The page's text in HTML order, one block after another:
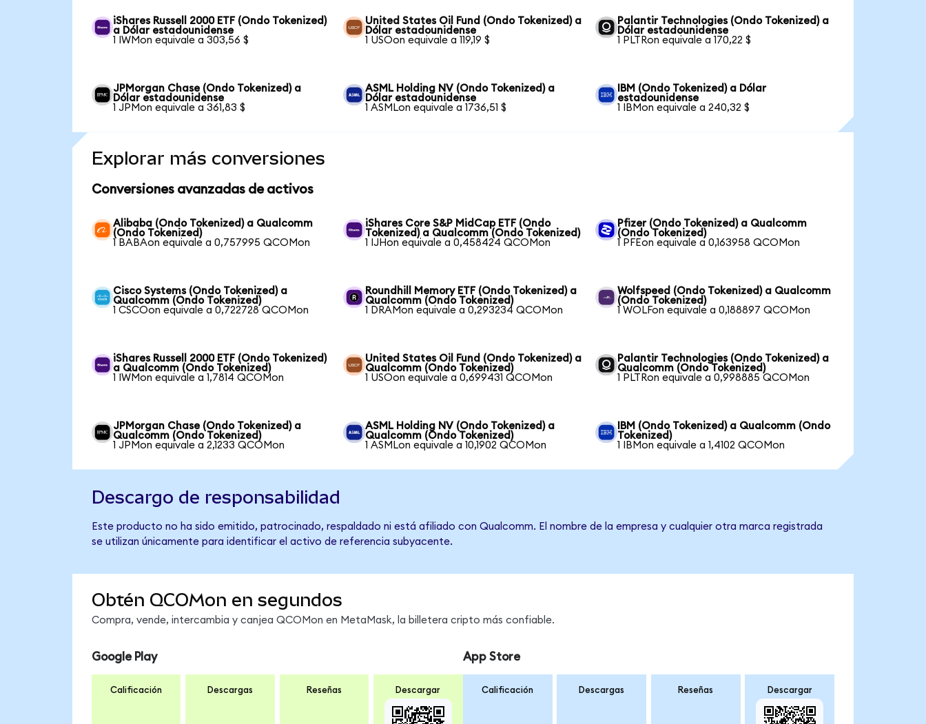
iShares Russell 2000 ETF (Ondo Tokenized)
a Dólar estadounidense
1 IWMon equivale a 303,56 $
United States Oil Fund (Ondo Tokenized) a
Dólar estadounidense
1 USOon equivale a 119,19 $
Palantir Technologies (Ondo Tokenized) a
Dólar estadounidense
1 PLTRon equivale a 170,22 $
JPMorgan Chase (Ondo Tokenized) a
Dólar estadounidense
1 JPMon equivale a 361,83 $
ASML Holding NV (Ondo Tokenized) a
Dólar estadounidense
1 ASMLon equivale a 1736,51 $
IBM (Ondo Tokenized) a Dólar
estadounidense
1 IBMon equivale a 240,32 $
Explorar más conversiones
Conversiones avanzadas de activos
Alibaba (Ondo Tokenized) a Qualcomm
(Ondo Tokenized)
1 BABAon equivale a 0,757995 QCOMon
iShares Core S&P MidCap ETF (Ondo
Tokenized) a Qualcomm (Ondo Tokenized)
1 IJHon equivale a 0,458424 QCOMon
Pfizer (Ondo Tokenized) a Qualcomm
(Ondo Tokenized)
1 PFEon equivale a 0,163958 QCOMon
Cisco Systems (Ondo Tokenized) a
Qualcomm (Ondo Tokenized)
1 CSCOon equivale a 0,722728 QCOMon
Roundhill Memory ETF (Ondo Tokenized) a
Qualcomm (Ondo Tokenized)
1 DRAMon equivale a 0,293234 QCOMon
Wolfspeed (Ondo Tokenized) a Qualcomm
(Ondo Tokenized)
1 WOLFon equivale a 0,188897 QCOMon
iShares Russell 2000 ETF (Ondo Tokenized)
a Qualcomm (Ondo Tokenized)
1 IWMon equivale a 1,7814 QCOMon
United States Oil Fund (Ondo Tokenized) a
Qualcomm (Ondo Tokenized)
1 USOon equivale a 0,699431 QCOMon
Palantir Technologies (Ondo Tokenized) a
Qualcomm (Ondo Tokenized)
1 PLTRon equivale a 0,998885 QCOMon
JPMorgan Chase (Ondo Tokenized) a
Qualcomm (Ondo Tokenized)
1 JPMon equivale a 2,1233 QCOMon
ASML Holding NV (Ondo Tokenized) a
Qualcomm (Ondo Tokenized)
1 ASMLon equivale a 10,1902 QCOMon
IBM (Ondo Tokenized) a Qualcomm (Ondo
Tokenized)
1 IBMon equivale a 1,4102 QCOMon
Descargo de responsabilidad
Este producto no ha sido emitido, patrocinado, respaldado ni está afiliado con Qualcomm. El nombre de la empresa y cualquier otra marca registrada
se utilizan únicamente para identificar el activo de referencia subyacente.
Obtén QCOMon en segundos
Compra, vende, intercambia y canjea QCOMon en MetaMask, la billetera cripto más confiable.
Google Play
Calificación Descargas Reseñas Descargar
App Store
Calificación Descargas Reseñas Descargar